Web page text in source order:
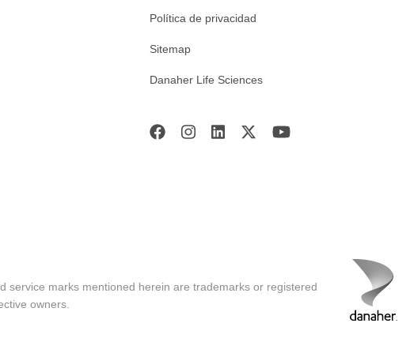
Política de privacidad
Sitemap
Danaher Life Sciences
service marks mentioned herein are trademarks or registered
owners.